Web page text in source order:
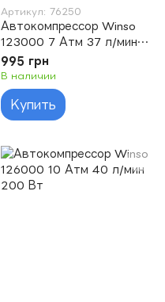
Артикул: 76250
Автокомпрессор Winso
123000 7 Атм 37 л/мин
170 Вт
995 грн
В наличии
Купить